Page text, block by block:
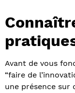
Avant de vous
“faire de
une présence sur